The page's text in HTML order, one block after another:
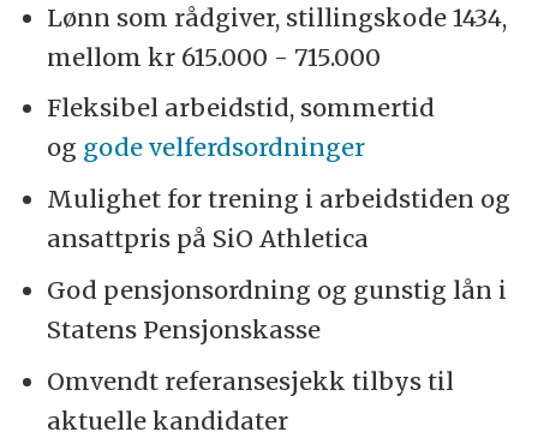
Lønn som rådgiver, stillingskode 1434,
mellom kr 615.000 - 715.000
Fleksibel arbeidstid, sommertid
og gode velferdsordninger
Mulighet for trening i arbeidstiden og
ansattpris på SiO Athletica
God pensjonsordning og gunstig lån i
Statens Pensjonskasse
Omvendt referansesjekk tilbys til
aktuelle kandidater